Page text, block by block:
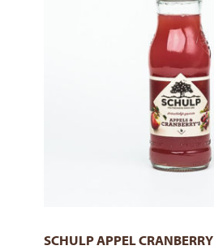
SCHULP APPEL CRANBERRY